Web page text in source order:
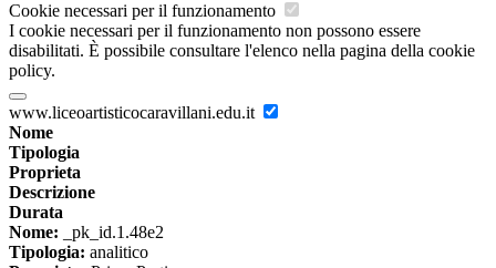
Cookie necessari per il funzionamento
I cookie necessari per il funzionamento non possono essere
disabilitati. È possibile consultare l'elenco nella pagina della cookie
policy.
www.liceoartisticocaravillani.edu.it
Nome
Tipologia
Proprieta
Descrizione
Durata
Nome: _pk_id.1.48e2
Tipologia: analitico